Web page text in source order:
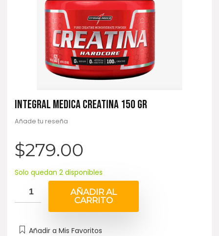
INTEGRAL MEDICA CREATINA 150 GR
Añade tu reseña
$279.00
Solo quedan 2 disponibles
AÑADIR AL
CARRITO
Añadir a Mis Favoritos